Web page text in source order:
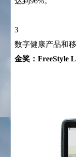
3
数字健康产品和
金奖：FreeStyle